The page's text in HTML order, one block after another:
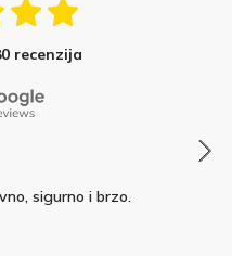
recenzija
sigurno i brzo.